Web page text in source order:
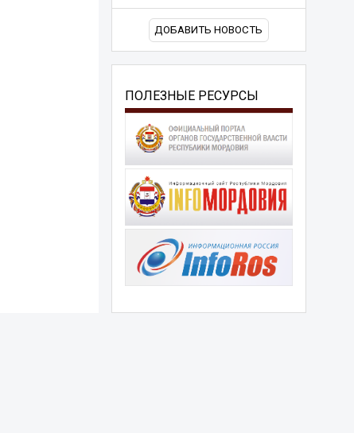
ДОБАВИТЬ НОВОСТЬ
ПОЛЕЗНЫЕ РЕСУРСЫ